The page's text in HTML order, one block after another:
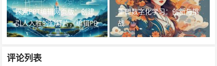
探索PPT编辑网页版：创建
引人入胜的幻灯片，编辑PP
T变得轻松
重塑数字化学习：创新与挑
战
评论列表